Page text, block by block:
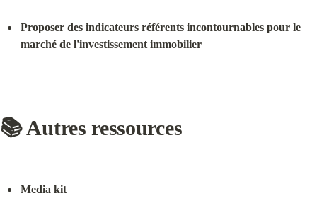
Proposer des indicateurs référents incontournables pour le
marché de l'investissement immobilier
📚 Autres ressources
Media kit